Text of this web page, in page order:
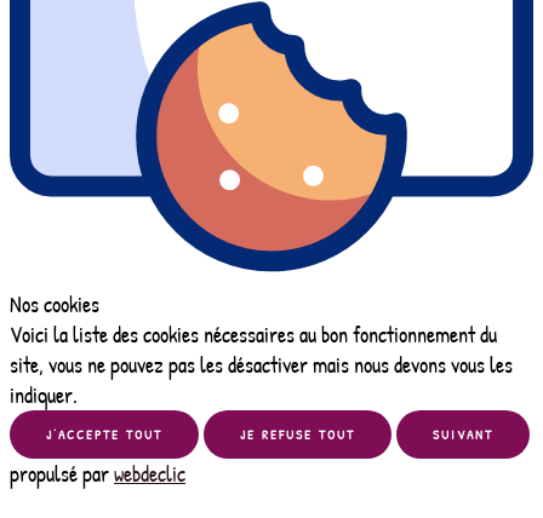
Nos cookies
Voici la liste des cookies nécessaires au bon fonctionnement du
site, vous ne pouvez pas les désactiver mais nous devons vous les
indiquer.
J’ACCEPTE TOUT JE REFUSE TOUT SUIVANT
propulsé parwebdeclic